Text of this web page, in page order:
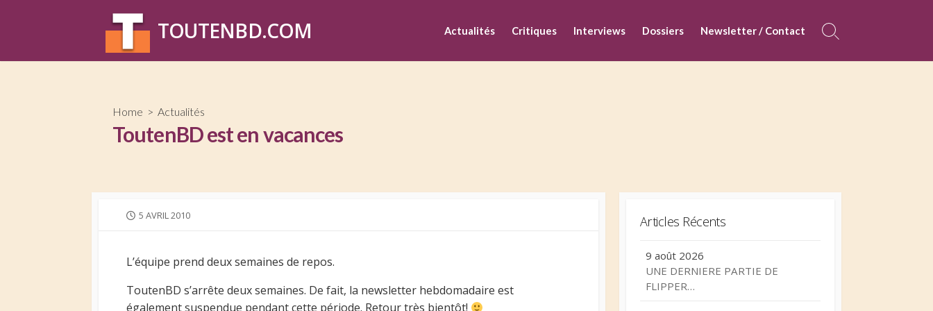
TOUTENBD.COM Actualités Critiques Interviews Dossiers Newsletter / Contact
Search
Home > Actualités
ToutenBD est en vacances
PUBLISHED
5 AVRIL 2010
L’équipe prend deux semaines de repos.
ToutenBD s’arrête deux semaines. De fait, la newsletter hebdomadaire est
également suspendue pendant cette période. Retour très bientôt!
Articles Récents
9 août 2026
UNE DERNIERE PARTIE DE
FLIPPER…